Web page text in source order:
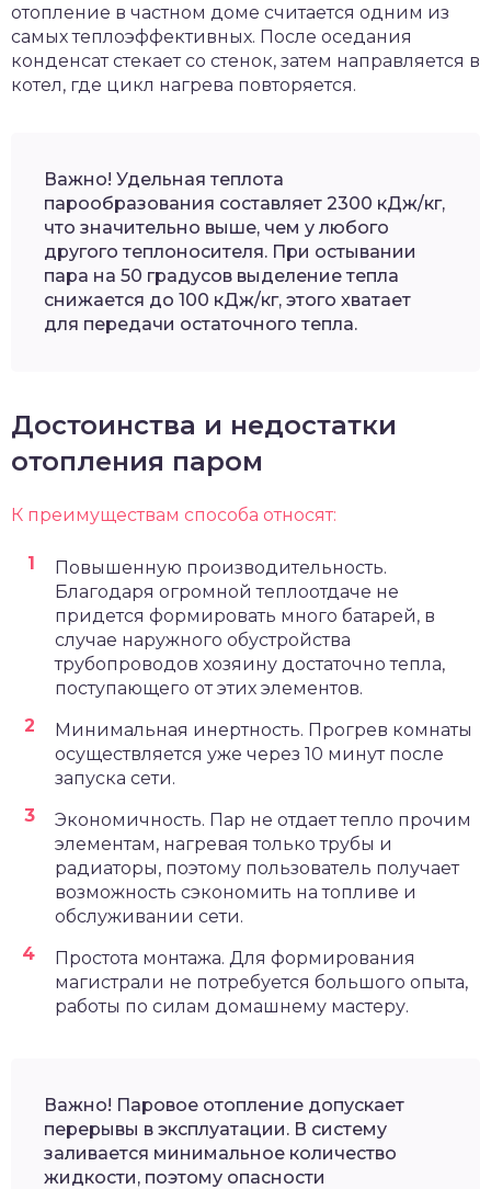
отопление в частном доме считается одним из
самых теплоэффективных. После оседания
конденсат стекает со стенок, затем направляется в
котел, где цикл нагрева повторяется.
Важно! Удельная теплота
парообразования составляет 2300 кДж/кг,
что значительно выше, чем у любого
другого теплоносителя. При остывании
пара на 50 градусов выделение тепла
снижается до 100 кДж/кг, этого хватает
для передачи остаточного тепла.
Достоинства и недостатки
отопления паром
К преимуществам способа относят:
Повышенную производительность.
Благодаря огромной теплоотдаче не
придется формировать много батарей, в
случае наружного обустройства
трубопроводов хозяину достаточно тепла,
поступающего от этих элементов.
Минимальная инертность. Прогрев комнаты
осуществляется уже через 10 минут после
запуска сети.
Экономичность. Пар не отдает тепло прочим
элементам, нагревая только трубы и
радиаторы, поэтому пользователь получает
возможность сэкономить на топливе и
обслуживании сети.
Простота монтажа. Для формирования
магистрали не потребуется большого опыта,
работы по силам домашнему мастеру.
Важно! Паровое отопление допускает
перерывы в эксплуатации. В систему
заливается минимальное количество
жидкости, поэтому опасности